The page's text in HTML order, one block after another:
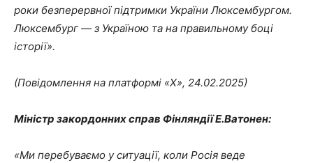
роки безперервної підтримки України Люксембургом.
Люксембург — з Україною та на правильному боці
історії».
(Повідомлення на платформі «Х», 24.02.2025)
Міністр закордонних справ Фінляндії Е.Ватонен:
«Ми перебуваємо у ситуації, коли Росія веде